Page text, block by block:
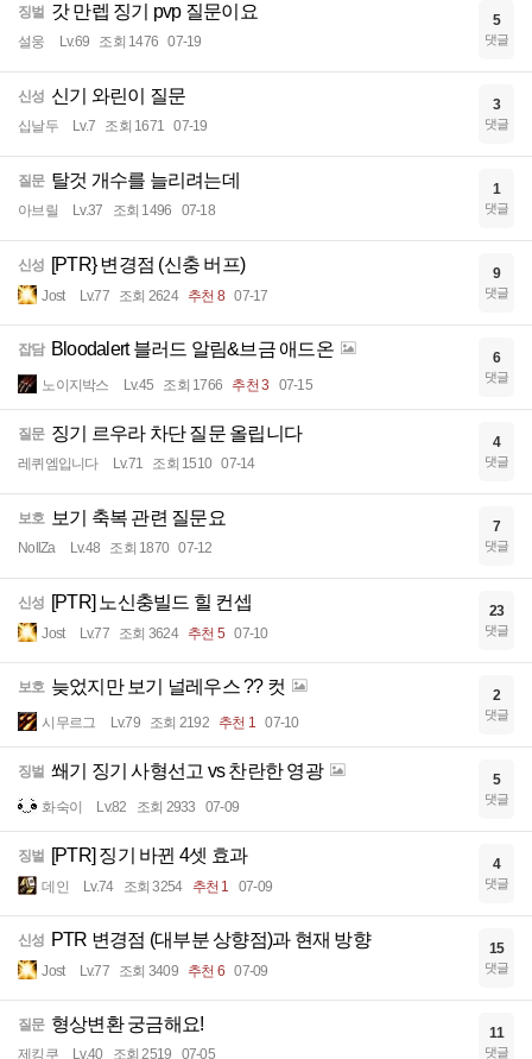
징벌 갓 만렙 징기 pvp 질문이요
설웅 Lv.69 조회 1476 07-19
5
댓글
신성 신기 와린이 질문
십날두 Lv.7 조회 1671 07-19
3
댓글
질문 탈것 개수를 늘리려는데
아브릴 Lv.37 조회 1496 07-18
1
댓글
신성 [PTR} 변경점 (신충 버프)
Jost Lv.77 조회 2624 추천 8 07-17
9
댓글
잡담 Bloodalert 블러드 알림&브금 애드온
노이지박스 Lv.45 조회 1766 추천 3 07-15
6
댓글
질문 징기 르우라 차단 질문 올립니다
레퀴엠입니다 Lv.71 조회 1510 07-14
4
댓글
보호 보기 축복 관련 질문요
NollZa Lv.48 조회 1870 07-12
7
댓글
신성 [PTR] 노신충빌드 힐 컨셉
Jost Lv.77 조회 3624 추천 5 07-10
23
댓글
보호 늦었지만 보기 널레우스 ?? 컷
시무르그 Lv.79 조회 2192 추천 1 07-10
2
댓글
징벌 쐐기 징기 사형선고 vs 찬란한 영광
화숙이 Lv.82 조회 2933 07-09
5
댓글
징벌 [PTR] 징기 바뀐 4셋 효과
데인 Lv.74 조회 3254 추천 1 07-09
4
댓글
신성 PTR 변경점 (대부분 상향점)과 현재 방향
Jost Lv.77 조회 3409 추천 6 07-09
15
댓글
질문 형상변환 궁금해요!
제킹쿠 Lv.40 조회 2519 07-05
11
댓글